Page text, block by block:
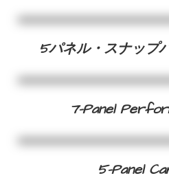
5パネル・スナップ
7-Panel
5-Panel